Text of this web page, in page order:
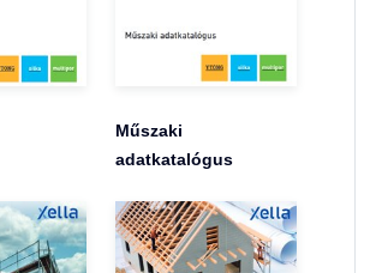
Műszaki
adatkatalógus